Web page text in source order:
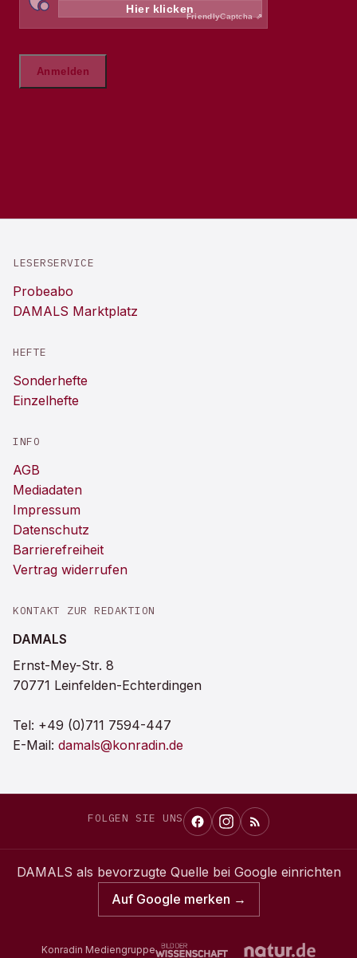
LESERSERVICE
Probeabo
DAMALS Marktplatz
HEFTE
Sonderhefte
Einzelhefte
INFO
AGB
Mediadaten
Impressum
Datenschutz
Barrierefreiheit
Vertrag widerrufen
KONTAKT ZUR REDAKTION
DAMALS
Ernst-Mey-Str. 8
70771 Leinfelden-Echterdingen
Tel: +49 (0)711 7594-447
E-Mail: damals@konradin.de
FOLGEN SIE UNS
DAMALS als bevorzugte Quelle bei Google einrichten
Auf Google merken →
Konradin Mediengruppe